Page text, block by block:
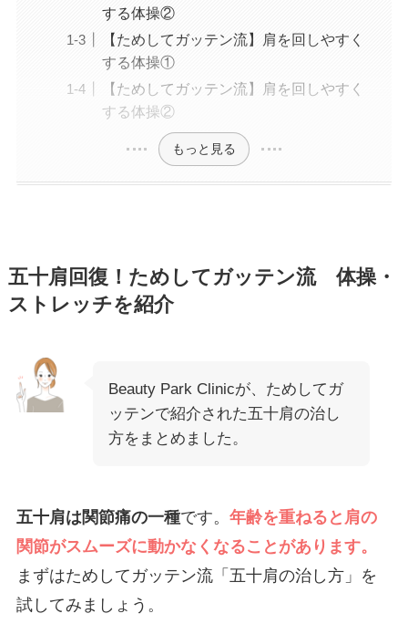
する体操②
【ためしてガッテン流】肩を回しやすく
する体操①
【ためしてガッテン流】肩を回しやすく
する体操②
もっと見る
五十肩回復！ためしてガッテン流 体操・
ストレッチを紹介
Beauty Park Clinicが、ためしてガ
ッテンで紹介された五十肩の治し
方をまとめました。
五十肩は関節痛の一種です。 年齢を重ねると肩の
関節がスムーズに動かなくなることがあります。
まずはためしてガッテン流「五十肩の治し方」を
試してみましょう。